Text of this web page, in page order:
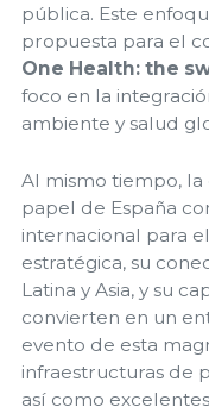
pública. Este
propuesta para el
One Health: the
foco en la
ambiente y salud
Al mismo tiempo,
papel de España
internacional para
estratégica, su
Latina y Asia, y su
convierten en un
evento de esta
infraestructuras de
así como